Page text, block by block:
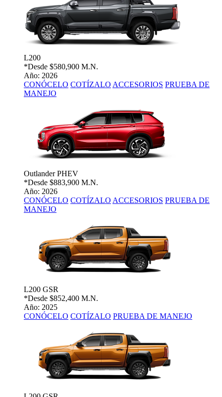
L200
*Desde $580,900 M.N.
Año: 2026
CONÓCELO COTÍZALO ACCESORIOS PRUEBA DE
MANEJO
Outlander PHEV
*Desde $883,900 M.N.
Año: 2026
CONÓCELO COTÍZALO ACCESORIOS PRUEBA DE
MANEJO
L200 GSR
*Desde $852,400 M.N.
Año: 2025
CONÓCELO COTÍZALO PRUEBA DE MANEJO